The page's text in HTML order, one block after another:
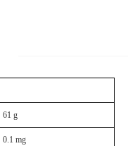
61 g
0.1 mg